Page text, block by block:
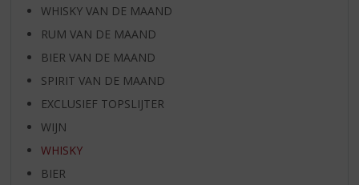
WHISKY VAN DE MAAND
RUM VAN DE MAAND
BIER VAN DE MAAND
SPIRIT VAN DE MAAND
EXCLUSIEF TOPSLIJTER
WIJN
WHISKY
BIER